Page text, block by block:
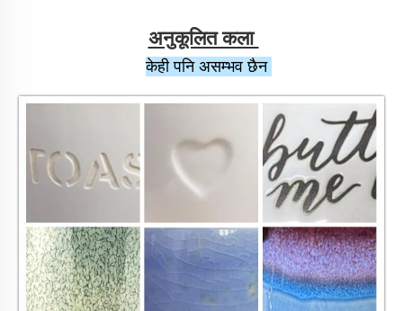
अनुकूलित कला
केही पनि असम्भव छैन